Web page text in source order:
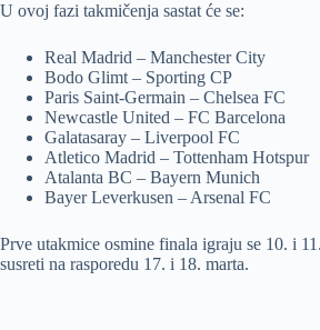
U ovoj fazi takmičenja sastat će se:
Real Madrid – Manchester City
Bodo Glimt – Sporting CP
Paris Saint-Germain – Chelsea FC
Newcastle United – FC Barcelona
Galatasaray – Liverpool FC
Atletico Madrid – Tottenham Hotspur
Atalanta BC – Bayern Munich
Bayer Leverkusen – Arsenal FC
Prve utakmice osmine finala igraju se 10. i
susreti na rasporedu 17. i 18. marta.